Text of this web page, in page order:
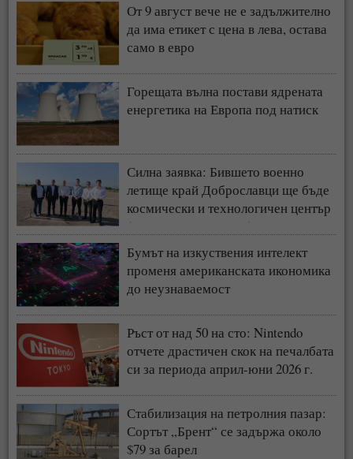
От 9 август вече не е задължително
да има етикет с цена в лева, остава
само в евро
Горещата вълна постави ядрената
енергетика на Европа под натиск
Силна заявка: Бившето военно
летище край Доброславци ще бъде
космически и технологичен център
(СНИМКИ + ВИДЕО)
Бумът на изкуствения интелект
променя американската икономика
до неузнаваемост
Ръст от над 50 на сто: Nintendo
отчете драстичен скок на печалбата
си за периода април-юни 2026 г.
Стабилизация на петролния пазар:
Сортът „Брент“ се задържа около
$79 за барел